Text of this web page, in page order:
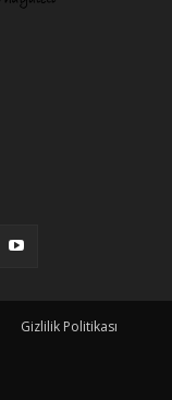
Gizlilik Politikası